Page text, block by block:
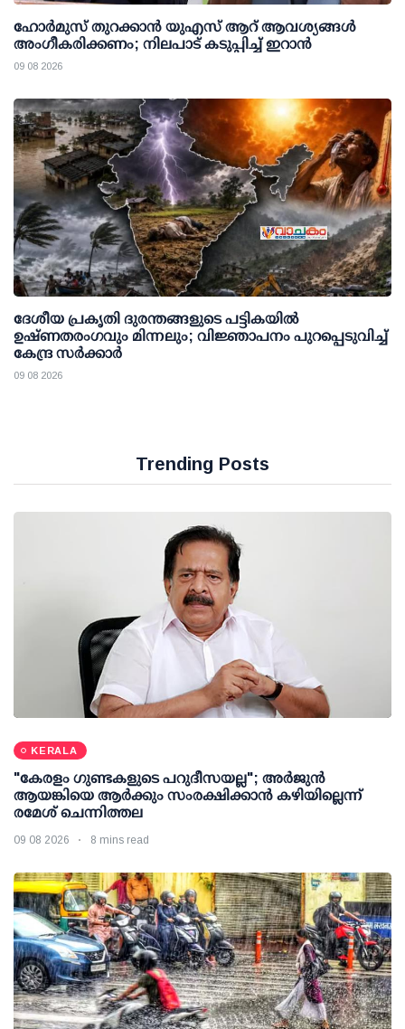
ഹോർമുസ് തുറക്കാൻ യുഎസ് ആറ് ആവശ്യങ്ങൾ
അംഗീകരിക്കണം; നിലപാട് കടുപ്പിച്ച് ഇറാൻ
09 08 2026
ദേശീയ പ്രകൃതി ദുരന്തങ്ങളുടെ പട്ടികയില്‍
ഉഷ്ണതരംഗവും മിന്നലും; വിജ്ഞാപനം പുറപ്പെടുവിച്ച്
കേന്ദ്ര സര്‍ക്കാര്‍
09 08 2026
Trending Posts
KERALA
"കേരളം ഗുണ്ടകളുടെ പറുദീസയല്ല"; അർജുൻ
ആയങ്കിയെ ആർക്കും സംരക്ഷിക്കാൻ കഴിയില്ലെന്ന്
രമേശ് ചെന്നിത്തല
09 08 2026 8 mins read